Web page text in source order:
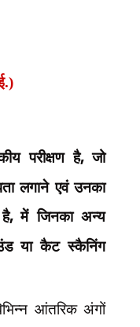
परीक्षण है,जो
लगाने एवं उनका
,में जिनका अन्य
या कैट स्कैनिंग
आंतरिक अंगों